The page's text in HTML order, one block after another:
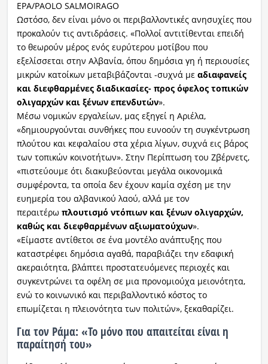
EPA/PAOLO SALMOIRAGO
Ωστόσο, δεν είναι μόνο οι περιβαλλοντικές ανησυχίες που
προκαλούν τις αντιδράσεις. «Πολλοί αντιτίθενται επειδή
το θεωρούν μέρος ενός ευρύτερου μοτίβου που
εξελίσσεται στην Αλβανία, όπου δημόσια γη ή περιουσίες
μικρών κατοίκων μεταβιβάζονται -συχνά με αδιαφανείς
και διεφθαρμένες διαδικασίες- προς όφελος τοπικών
ολιγαρχών και ξένων επενδυτών».
Μέσω νομικών εργαλείων, μας εξηγεί η Αριέλα,
«δημιουργούνται συνθήκες που ευνοούν τη συγκέντρωση
πλούτου και κεφαλαίου στα χέρια λίγων, συχνά εις βάρος
των τοπικών κοινοτήτων». Στην Περίπτωση του Ζβέρνετς,
«πιστεύουμε ότι διακυβεύονται μεγάλα οικονομικά
συμφέροντα, τα οποία δεν έχουν καμία σχέση με την
ευημερία του αλβανικού λαού, αλλά με τον
περαιτέρω πλουτισμό ντόπιων και ξένων ολιγαρχών,
καθώς και διεφθαρμένων αξιωματούχων».
«Είμαστε αντίθετοι σε ένα μοντέλο ανάπτυξης που
καταστρέφει δημόσια αγαθά, παραβιάζει την εδαφική
ακεραιότητα, βλάπτει προστατευόμενες περιοχές και
συγκεντρώνει τα οφέλη σε μια προνομιούχα μειονότητα,
ενώ το κοινωνικό και περιβαλλοντικό κόστος το
επωμίζεται η πλειονότητα των πολιτών», ξεκαθαρίζει.
Για τον Ράμα: «Το μόνο που απαιτείται είναι η
παραίτησή του»